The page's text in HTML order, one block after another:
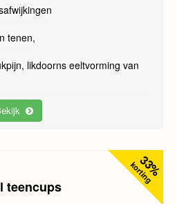
tenen,
likdoorns eeltvorming van
33%
korting
teencups